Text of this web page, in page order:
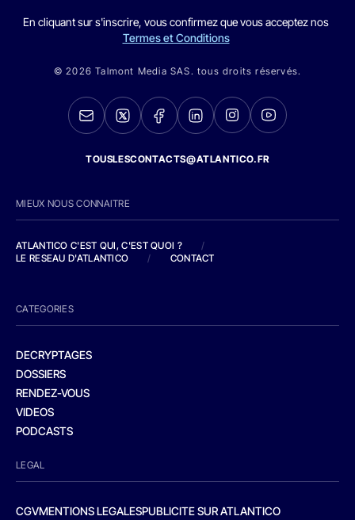
En cliquant sur s'inscrire, vous confirmez que vous acceptez nos
Termes et Conditions
© 2026 Talmont Media SAS. tous droits réservés.
TOUSLESCONTACTS@ATLANTICO.FR
MIEUX NOUS CONNAITRE
ATLANTICO C'EST QUI, C'EST QUOI ?
/
LE RESEAU D'ATLANTICO
/ CONTACT
CATEGORIES
DECRYPTAGES
DOSSIERS
RENDEZ-VOUS
VIDEOS
PODCASTS
LEGAL
CGVMENTIONS LEGALESPUBLICITE SUR ATLANTICO